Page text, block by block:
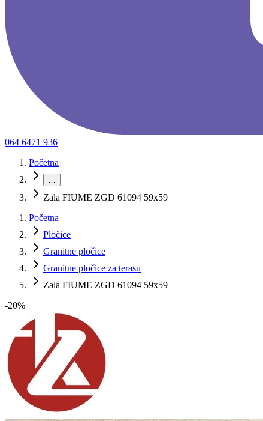
064 6471 936
Početna
…
Zala FIUME ZGD 61094 59x59
Početna
Pločice
Granitne pločice
Granitne pločice za terasu
Zala FIUME ZGD 61094 59x59
-20%